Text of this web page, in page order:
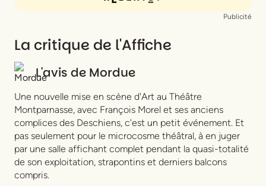
Publicité
La critique de l'Affiche
L'avis de Mordue
Une nouvelle mise en scène d'Art au Théâtre
Montparnasse, avec François Morel et ses anciens
complices des Deschiens, c'est un petit événement. Et
pas seulement pour le microcosme théâtral, à en juger
par une salle affichant complet pendant la quasi-totalité
de son exploitation, strapontins et derniers balcons
compris.